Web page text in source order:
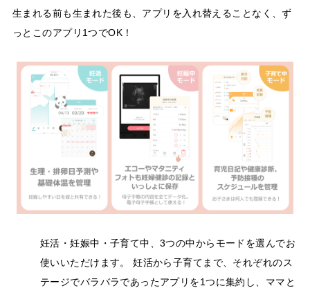
生まれる前も生まれた後も、アプリを入れ替えることなく、ず
っとこのアプリ1つでOK！
妊活・妊娠中・子育て中、3つの中からモードを選んでお
使いいただけます。 妊活から子育てまで、それぞれのス
テージでバラバラであったアプリを1つに集約し、ママと